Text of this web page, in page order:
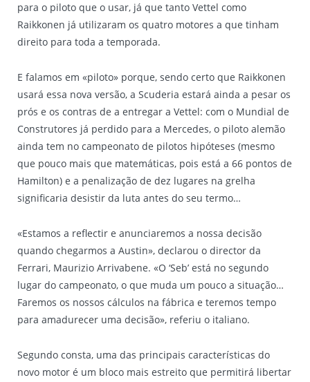
para o piloto que o usar, já que tanto Vettel como
Raikkonen já utilizaram os quatro motores a que tinham
direito para toda a temporada.
E falamos em «piloto» porque, sendo certo que Raikkonen
usará essa nova versão, a Scuderia estará ainda a pesar os
prós e os contras de a entregar a Vettel: com o Mundial de
Construtores já perdido para a Mercedes, o piloto alemão
ainda tem no campeonato de pilotos hipóteses (mesmo
que pouco mais que matemáticas, pois está a 66 pontos de
Hamilton) e a penalização de dez lugares na grelha
significaria desistir da luta antes do seu termo…
«Estamos a reflectir e anunciaremos a nossa decisão
quando chegarmos a Austin», declarou o director da
Ferrari, Maurizio Arrivabene. «O ‘Seb’ está no segundo
lugar do campeonato, o que muda um pouco a situação…
Faremos os nossos cálculos na fábrica e teremos tempo
para amadurecer uma decisão», referiu o italiano.
Segundo consta, uma das principais características do
novo motor é um bloco mais estreito que permitirá libertar